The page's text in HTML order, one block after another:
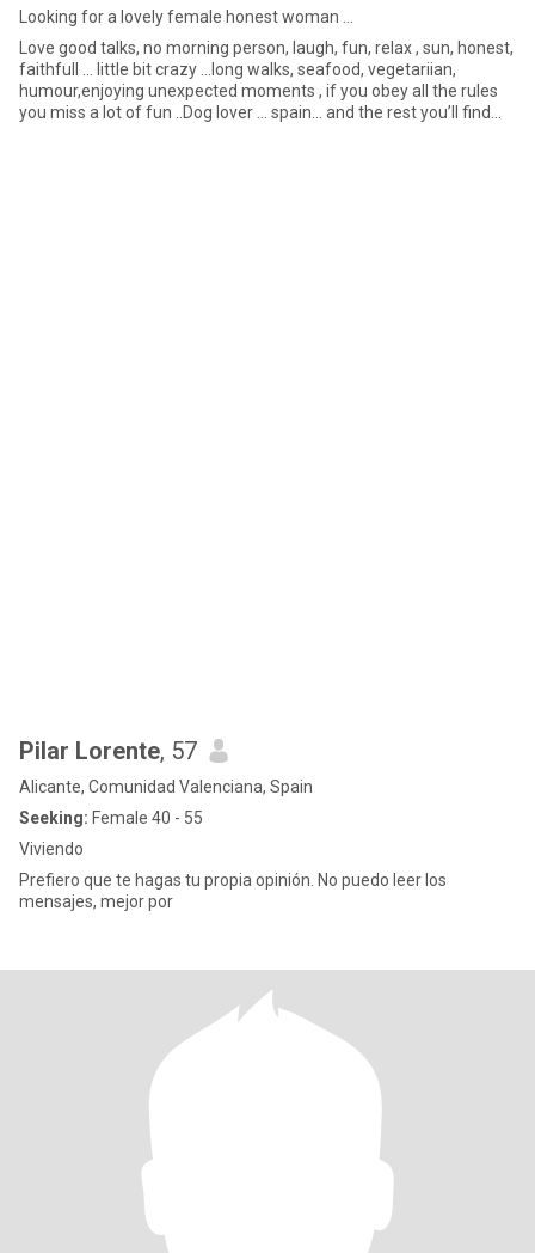
Looking for a lovely female honest woman …
Love good talks, no morning person, laugh, fun, relax , sun, honest,
faithfull ... little bit crazy ...long walks, seafood, vegetariian,
humour,enjoying unexpected moments , if you obey all the rules
you miss a lot of fun ..Dog lover ... spain... and the rest you’ll find
Pilar Lorente, 57
Alicante, Comunidad Valenciana, Spain
Seeking: Female 40 - 55
Viviendo
Prefiero que te hagas tu propia opinión. No puedo leer los
mensajes, mejor por